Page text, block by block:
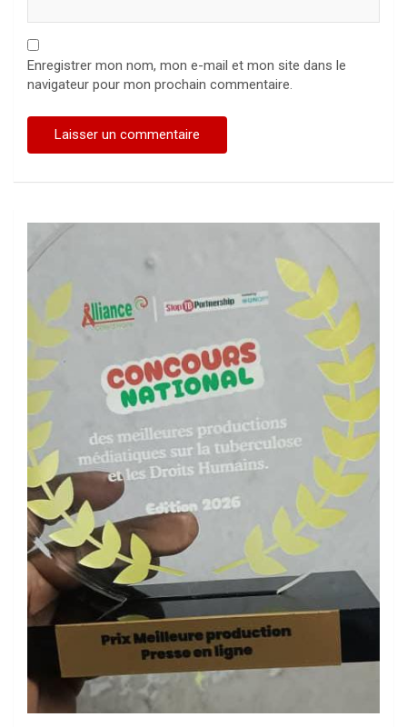
Enregistrer mon nom, mon e-mail et mon site dans le
navigateur pour mon prochain commentaire.